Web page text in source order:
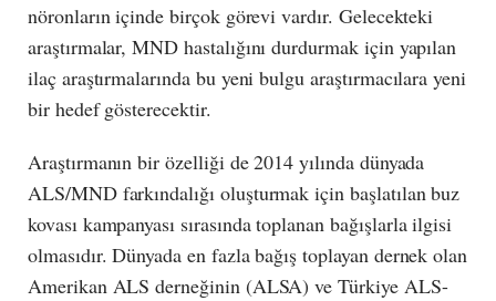
nöronların içinde birçok görevi vardır. Gelecekteki
araştırmalar, MND hastalığını durdurmak için yapılan
ilaç araştırmalarında bu yeni bulgu araştırmacılara yeni
bir hedef gösterecektir.
Araştırmanın bir özelliği de 2014 yılında dünyada
ALS/MND farkındalığı oluşturmak için başlatılan buz
kovası kampanyası sırasında toplanan bağışlarla ilgisi
olmasıdır. Dünyada en fazla bağış toplayan dernek olan
Amerikan ALS derneğinin (ALSA) ve Türkiye ALS-